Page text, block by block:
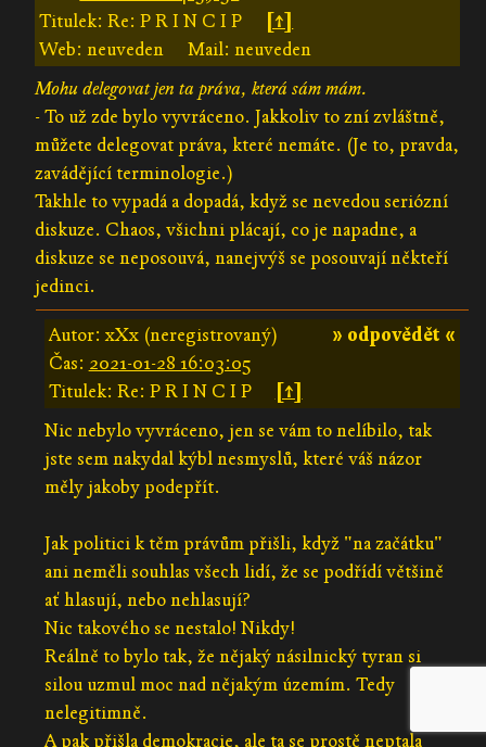
Titulek: Re: P R I N C I P
[↑]
Web: neuveden
Mail: neuveden
Mohu delegovat jen ta práva, která sám mám.
- To už zde bylo vyvráceno. Jakkoliv to zní zvláštně,
můžete delegovat práva, které nemáte. (Je to, pravda,
zavádějící terminologie.)
Takhle to vypadá a dopadá, když se nevedou seriózní
diskuze. Chaos, všichni plácají, co je napadne, a
diskuze se neposouvá, nanejvýš se posouvají někteří
jedinci.
» odpovědět «
Autor: xXx (neregistrovaný)
Čas: 2021-01-28 16:03:05
Titulek: Re: P R I N C I P
[↑]
Nic nebylo vyvráceno, jen se vám to nelíbilo, tak
jste sem nakydal kýbl nesmyslů, které váš názor
měly jakoby podepřít.
Jak politici k těm právům přišli, když "na začátku"
ani neměli souhlas všech lidí, že se podřídí většině
ať hlasují, nebo nehlasují?
Nic takového se nestalo! Nikdy!
Reálně to bylo tak, že nějaký násilnický tyran si
silou uzmul moc nad nějakým územím. Tedy
nelegitimně.
A pak přišla demokracie, ale ta se prostě neptala